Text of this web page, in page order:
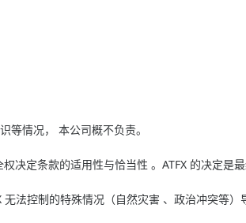
情况， 本公司概不负责。
决定条款的适用性与恰当性 。ATFX 的决定是
法控制的特殊情况（自然灾害 、政治冲突等）